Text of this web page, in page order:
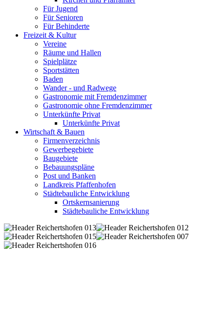
Für Jugend
Für Senioren
Für Behinderte
Freizeit & Kultur
Vereine
Räume und Hallen
Spielplätze
Sportstätten
Baden
Wander - und Radwege
Gastronomie mit Fremdenzimmer
Gastronomie ohne Fremdenzimmer
Unterkünfte Privat
Unterkünfte Privat
Wirtschaft & Bauen
Firmenverzeichnis
Gewerbegebiete
Baugebiete
Bebauungspläne
Post und Banken
Landkreis Pfaffenhofen
Städtebauliche Entwicklung
Ortskernsanierung
Städtebauliche Entwicklung